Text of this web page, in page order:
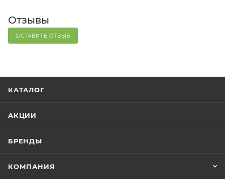
Отзывы
ОСТАВИТЬ ОТЗЫВ
КАТАЛОГ
АКЦИИ
БРЕНДЫ
КОМПАНИЯ